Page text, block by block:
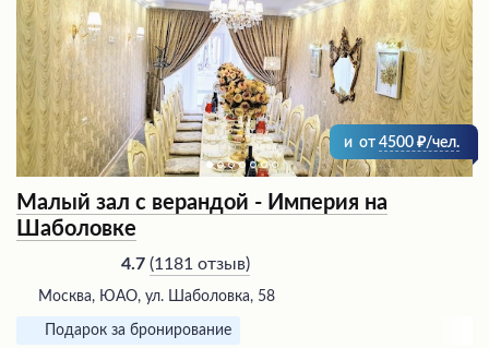
и от 4500 /чел.
Малый зал с верандой - Империя на
Шаболовке
4.7 (1181 отзыв)
Москва, ЮАО, ул. Шаболовка, 58
Подарок за бронирование